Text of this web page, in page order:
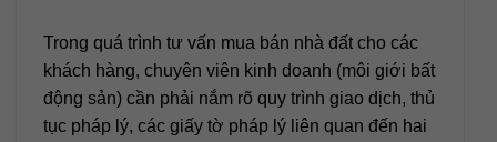
Trong quá trình tư vấn mua bán nhà đất cho các
khách hàng, chuyên viên kinh doanh (môi giới bất
động sản) cần phải nắm rõ quy trình giao dịch, thủ
tục pháp lý, các giấy tờ pháp lý liên quan đến hai